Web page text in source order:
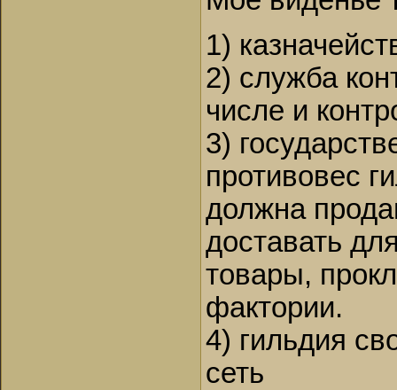
1)
2) служба
числе и
3)
противовес
должна
доставать
товары,
фактории.
4) гильдия
сеть